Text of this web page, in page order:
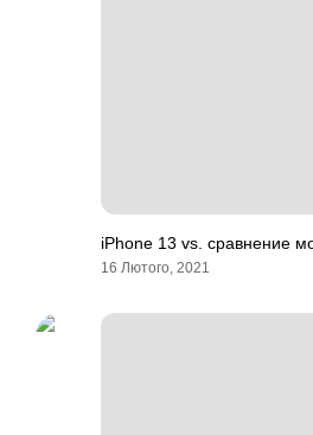
iPhone 13 vs. сравнение
16 Лютого, 2021